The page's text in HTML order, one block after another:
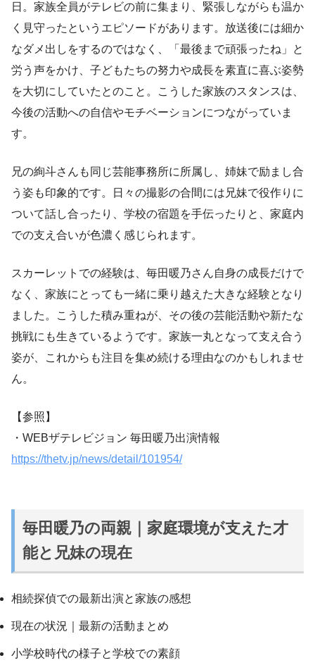
日。家族全員がテレビの前に集まり、緊張しながらも温か
く見守ったというエピソードがあります。放送後には細か
なダメ出しをするのではなく、「最後まで頑張ったね」と
労う声をかけ、子どもたちの努力や成長を素直に喜ぶ姿勢
を大切にしていたとのこと。こうした家族のスタンスは、
今後の活動への自信やモチベーションにつながっていま
す。
兄の絢斗さんも同じ芸能事務所に所属し、姉妹で励まし合
う姿も印象的です。日々の撮影の合間には兄妹で役作りに
ついて話し合ったり、学校の宿題を手伝ったりと、家庭内
での支え合いが色濃く感じられます。
スカーレットでの経験は、毎田暖乃さん自身の成長だけで
なく、家族にとっても一緒に乗り越えた大きな経験となり
ました。こうした積み重ねが、その後の芸能活動や新たな
挑戦にも生きているようです。家族一丸となって支え合う
姿が、これからも注目を集め続ける理由なのかもしれませ
ん。
【参照】
・WEBザテレビジョン 毎田暖乃出演情報
https://thetv.jp/news/detail/101954/
毎田暖乃の両親｜家庭環境が支えた才
能と兄妹の現在
相続探偵での最新出演と家族の感想
現在の状況｜最新の活動まとめ
小学校時代の様子と学校での素顔